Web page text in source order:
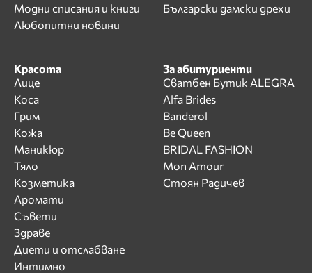
Модни списания и книги
Любопитни новини
Български дамски дрехи
Красота
Лице
Коса
Грим
Кожа
Маникюр
Тяло
Козметика
Аромати
Съвети
Здраве
Диети и отслабване
Интимно
За абитуриенти
Сватбен Бутик ALEGRA
Alfa Brides
Banderol
Be Queen
BRIDAL FASHION
Mon Amour
Стоян Радичев